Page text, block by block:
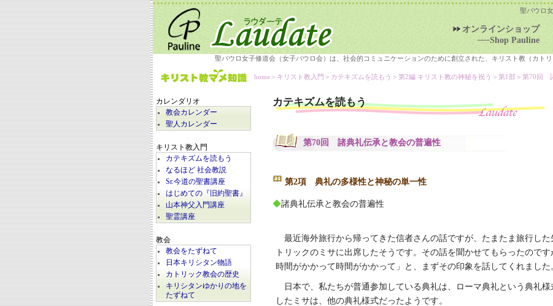
聖パウロ
オンラインショップ
──Shop Pauline
聖パウロ女子修道会（女子パウロ会）は、社会的コミュニケーションのために創立された、キリスト教（カトリ
カレンダリオ
教会カレンダー
聖人カレンダー
キリスト教入門
カテキズムを読もう
なるほど 社会教説
Sr.今道の聖書講座
はじめての『旧約聖書』
山本神父入門講座
聖霊講座
教会
教会をたずねて
日本キリシタン物語
カトリック教会の歴史
キリシタンゆかりの地を
たずねて
home ＞キリスト教入門＞ カテキズムを読もう ＞第2編 キリスト教の神秘を祝う＞第1部＞第70回
カテキズムを読もう
第70回 諸典礼伝承と教会の普遍性
第2項 典礼の多様性と神秘の単一性
◆諸典礼伝承と教会の普遍性
最近海外旅行から帰ってきた信者さんの話ですが、たまたま旅行し
トリックのミサに出席したそうです。その話を聞かせてもらったのです
時間がかかって時間がかかって」と、まずその印象を話してくれました
日本で、私たちが普通参加している典礼は、ローマ典礼という典礼
したミサは、他の典礼様式だったようです。